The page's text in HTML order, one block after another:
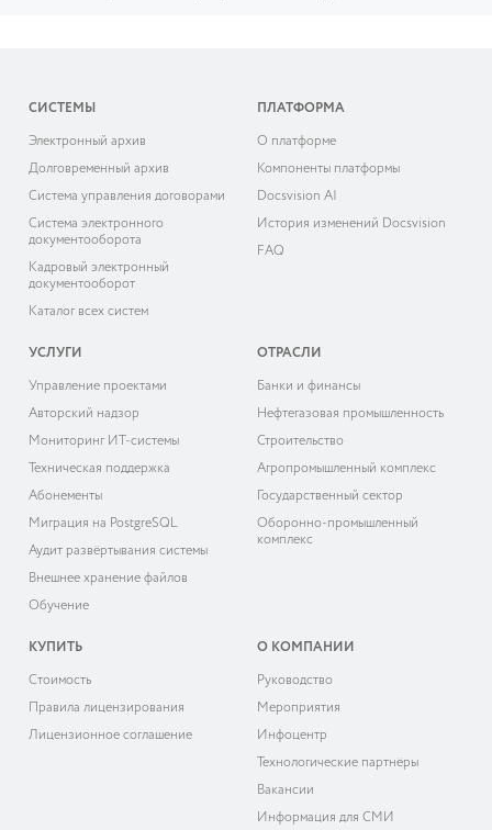
СИСТЕМЫ
Электронный архив
Долговременный архив
Система управления договорами
Система электронного
документооборота
Кадровый электронный
документооборот
Каталог всех систем
ПЛАТФОРМА
О платформе
Компоненты платформы
Docsvision AI
История изменений Docsvision
FAQ
УСЛУГИ
Управление проектами
Авторский надзор
Мониторинг ИТ-системы
Техническая поддержка
Абонементы
Миграция на PostgreSQL
Аудит развёртывания системы
Внешнее хранение файлов
Обучение
ОТРАСЛИ
Банки и финансы
Нефтегазовая промышленность
Строительство
Агропромышленный комплекс
Государственный сектор
Оборонно-промышленный
комплекс
КУПИТЬ
Cтоимость
Правила лицензирования
Лицензионное соглашение
О КОМПАНИИ
Руководство
Мероприятия
Инфоцентр
Технологические партнёры
Вакансии
Информация для СМИ